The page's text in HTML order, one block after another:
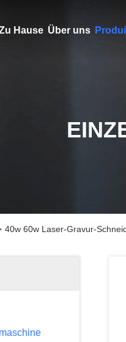
Hause Über uns
40w 60w Laser-Gravur-